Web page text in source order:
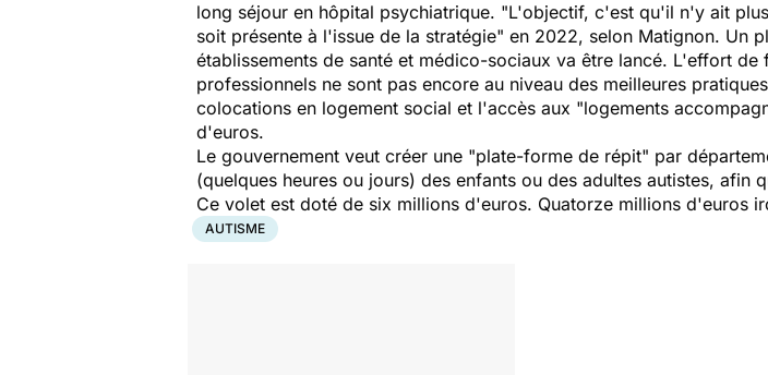
long séjour en hôpital psychiatrique. "L'objectif, c'est qu'il n'y ait
soit présente à l'issue de la stratégie" en 2022, selon Matignon. Un
établissements de santé et médico-sociaux va être lancé. L'effort
professionnels ne sont pas encore au niveau des meilleures
colocations en logement social et l'accès aux "logements
d'euros.
Le gouvernement veut créer une "plate-forme de répit" par
(quelques heures ou jours) des enfants ou des adultes autistes, afin
Ce volet est doté de six millions d'euros. Quatorze millions d'euros
AUTISME